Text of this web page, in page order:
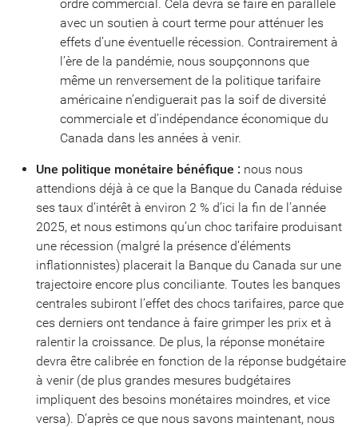
ordre commercial. Cela devra se faire en parallèle
avec un soutien à court terme pour atténuer les
effets d’une éventuelle récession. Contrairement à
l’ère de la pandémie, nous soupçonnons que
même un renversement de la politique tarifaire
américaine n’endiguerait pas la soif de diversité
commerciale et d’indépendance économique du
Canada dans les années à venir.
Une politique monétaire bénéfique : nous nous
attendions déjà à ce que la Banque du Canada réduise
ses taux d’intérêt à environ 2 % d’ici la fin de l’année
2025, et nous estimons qu’un choc tarifaire produisant
une récession (malgré la présence d’éléments
inflationnistes) placerait la Banque du Canada sur une
trajectoire encore plus conciliante. Toutes les banques
centrales subiront l’effet des chocs tarifaires, parce que
ces derniers ont tendance à faire grimper les prix et à
ralentir la croissance. De plus, la réponse monétaire
devra être calibrée en fonction de la réponse budgétaire
à venir (de plus grandes mesures budgétaires
impliquent des besoins monétaires moindres, et vice
versa). D’après ce que nous savons maintenant, nous